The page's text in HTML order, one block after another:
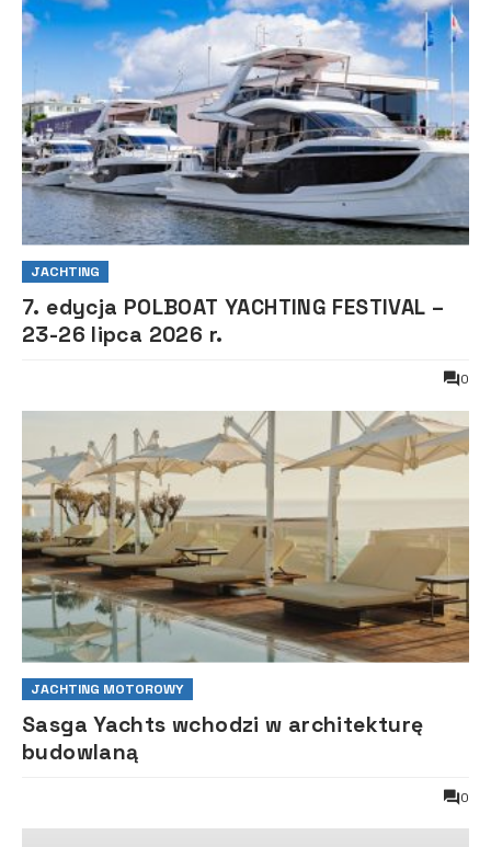
JACHTING
7. edycja POLBOAT YACHTING FESTIVAL –
23-26 lipca 2026 r.
0
JACHTING MOTOROWY
Sasga Yachts wchodzi w architekturę
budowlaną
0